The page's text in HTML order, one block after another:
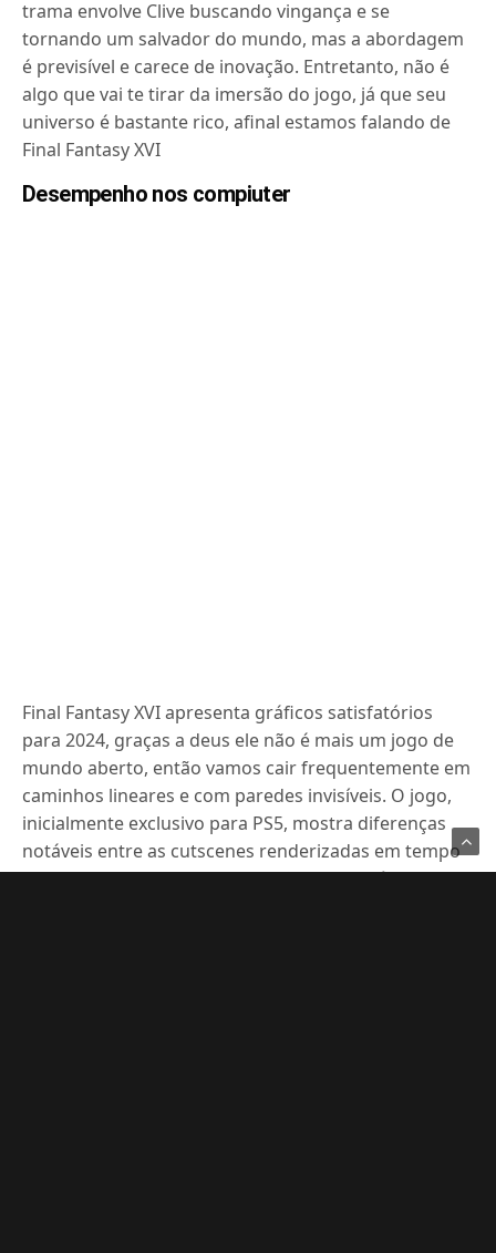
trama envolve Clive buscando vingança e se
tornando um salvador do mundo, mas a abordagem
é previsível e carece de inovação. Entretanto, não é
algo que vai te tirar da imersão do jogo, já que seu
universo é bastante rico, afinal estamos falando de
Final Fantasy XVI
Desempenho nos compiuter
Final Fantasy XVI apresenta gráficos satisfatórios
para 2024, graças a deus ele não é mais um jogo de
mundo aberto, então vamos cair frequentemente em
caminhos lineares e com paredes invisíveis. O jogo,
inicialmente exclusivo para PS5, mostra diferenças
notáveis entre as cutscenes renderizadas em tempo
real e o gameplay, com animações faciais rígidas e